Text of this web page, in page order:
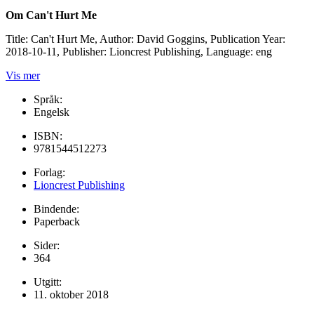
Om Can't Hurt Me
Title: Can't Hurt Me, Author: David Goggins, Publication Year:
2018-10-11, Publisher: Lioncrest Publishing, Language: eng
Vis mer
Språk:
Engelsk
ISBN:
9781544512273
Forlag:
Lioncrest Publishing
Bindende:
Paperback
Sider:
364
Utgitt:
11. oktober 2018